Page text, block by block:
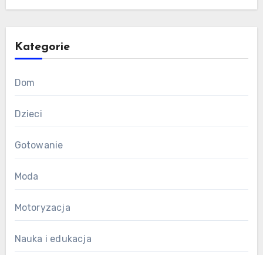
Kategorie
Dom
Dzieci
Gotowanie
Moda
Motoryzacja
Nauka i edukacja